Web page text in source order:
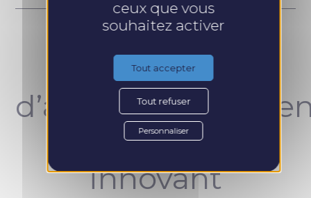
Un concept
unique et
innovant
ceux que vous
souhaitez activer
Tout accepter
Tout refuser
Personnaliser